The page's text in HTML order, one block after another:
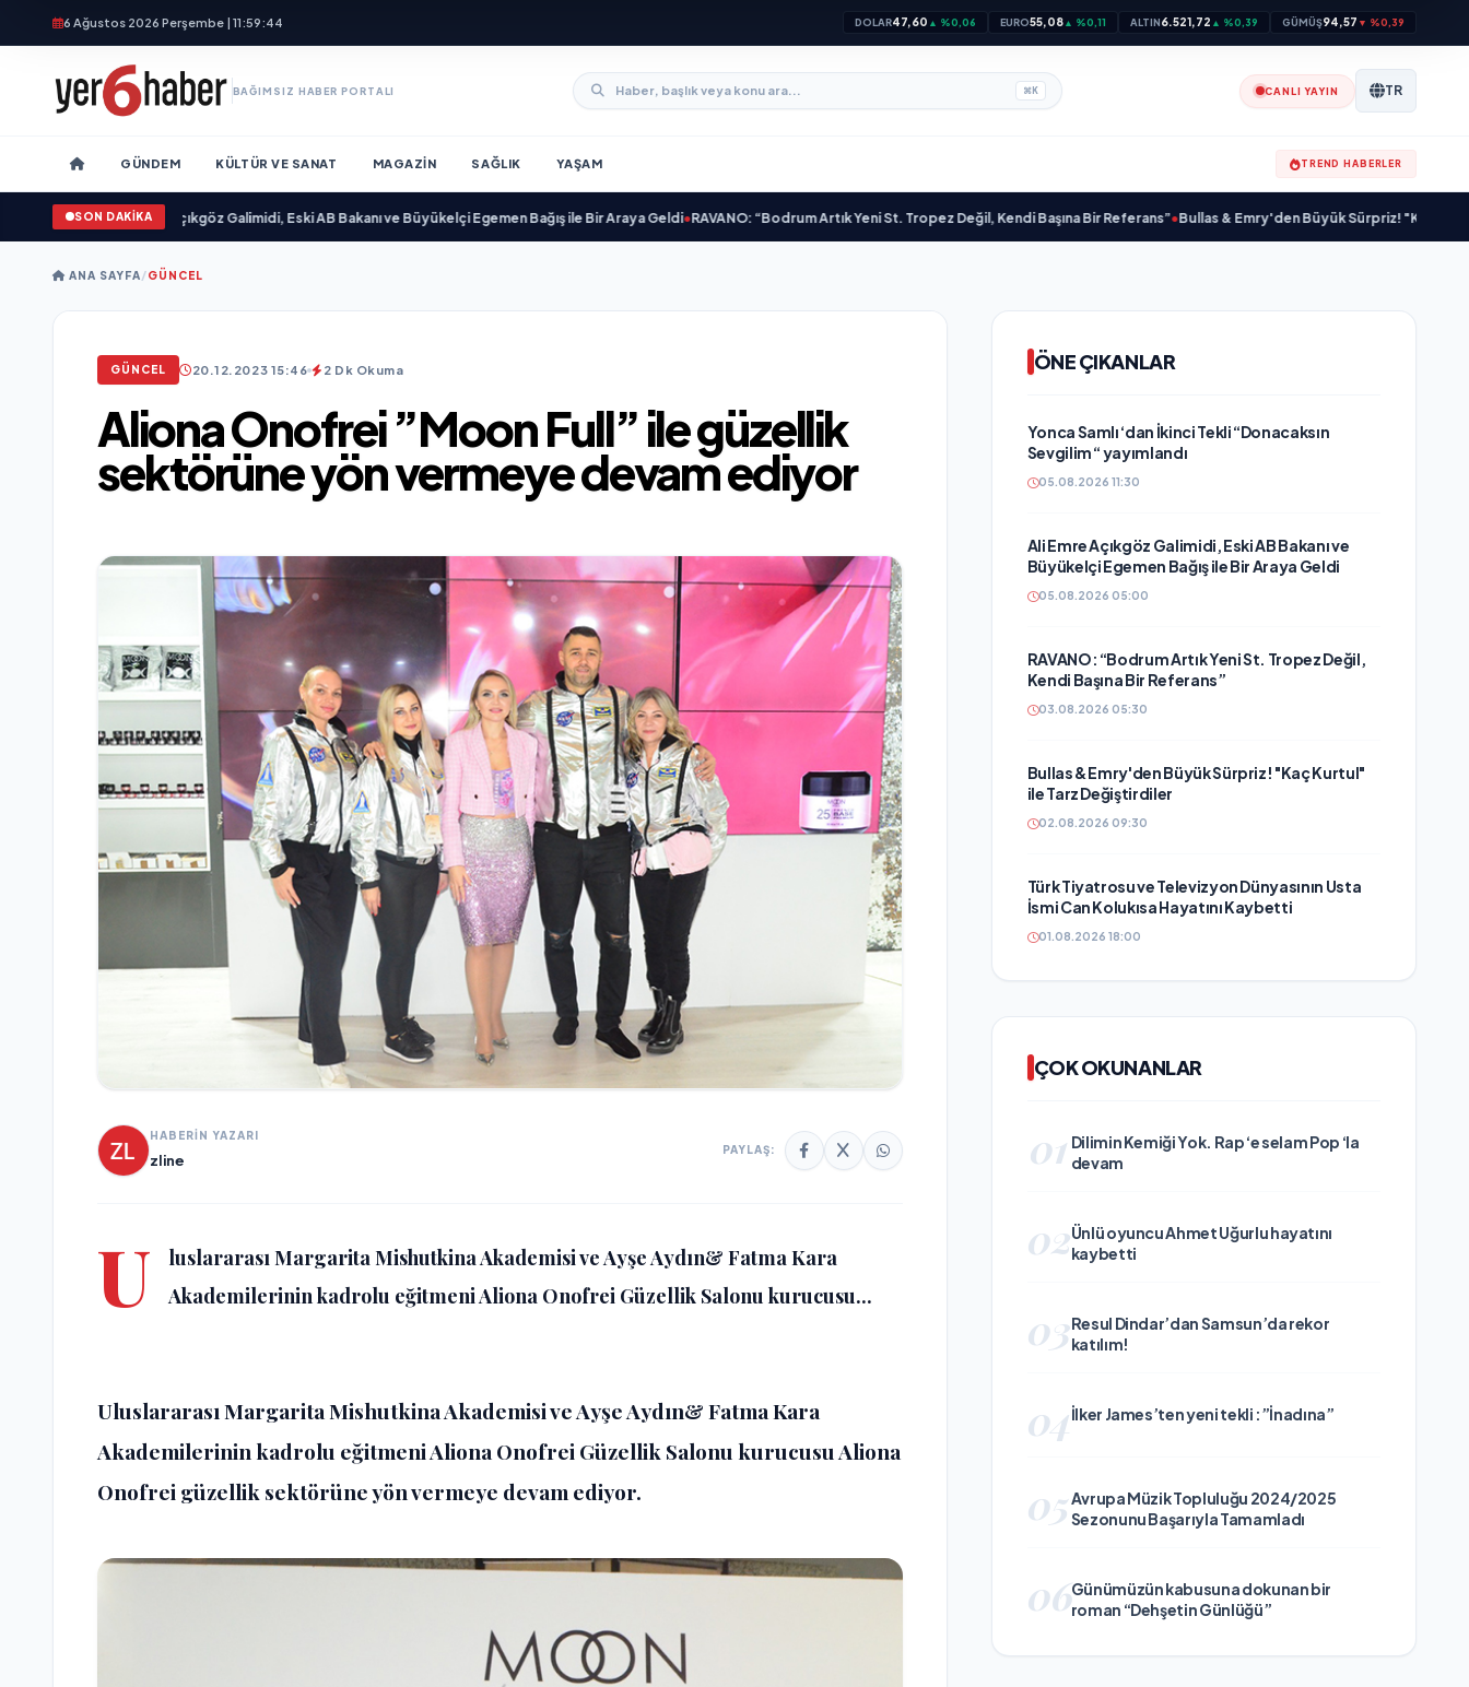
6 Ağustos 2026 Perşembe | 11:59:47 DOLAR47,60 ▲ %0,06 EURO55,08▲ %0,11 ALTIN6.521,72 ▲ %0,39 GÜMÜŞ94,57 ▼ %0,39
BAĞIMSIZ HABER PORTALI ⌘K CANLI YAYIN TR
GÜNDEM KÜLTÜR VE SANAT MAGAZIN SAĞLIK YAŞAM TREND HABERLER
SON DAKİKA
Ali Emre Açıkgöz Galimidi, Eski AB Bakanı ve Büyükelçi Egemen Bağış ile Bir Araya Geldi•RAVANO: “Bodrum Artık Yeni St. Tropez Değil, Kendi Başına Bir Referans”•Bullas & Emry'den Büyük Sürpriz! "Kaç Kurtul" ile Tarz
ANA SAYFA/GÜNCEL
GÜNCEL 20.12.2023 15:46 2 Dk Okuma
Aliona Onofrei ”Moon Full” ile güzellik
sektörüne yön vermeye devam ediyor
HABERİN YAZARI
zline
PAYLAŞ:
U
luslararası Margarita Mishutkina Akademisi ve Ayşe Aydın& Fatma Kara
Akademilerinin kadrolu eğitmeni Aliona Onofrei Güzellik Salonu kurucusu...
Uluslararası Margarita Mishutkina Akademisi ve Ayşe Aydın& Fatma Kara
Akademilerinin kadrolu eğitmeni Aliona Onofrei Güzellik Salonu kurucusu Aliona
Onofrei güzellik sektörüne yön vermeye devam ediyor.
ÖNE ÇIKANLAR
Yonca Samlı ‘dan İkinci Tekli “Donacaksın
Sevgilim “ yayımlandı
05.08.2026 11:30
Ali Emre Açıkgöz Galimidi, Eski AB Bakanı ve
Büyükelçi Egemen Bağış ile Bir Araya Geldi
05.08.2026 05:00
RAVANO: “Bodrum Artık Yeni St. Tropez Değil,
Kendi Başına Bir Referans”
03.08.2026 05:30
Bullas & Emry'den Büyük Sürpriz! "Kaç Kurtul"
ile Tarz Değiştirdiler
02.08.2026 09:30
Türk Tiyatrosu ve Televizyon Dünyasının Usta
İsmi Can Kolukısa Hayatını Kaybetti
01.08.2026 18:00
ÇOK OKUNANLAR
01 Dilimin Kemiği Yok. Rap ‘e selam Pop ‘la
devam
02Ünlü oyuncu Ahmet Uğurlu hayatını
kaybetti
03Resul Dindar’dan Samsun’da rekor
katılım!
04İlker James’ten yeni tekli :”İnadına”
05Avrupa Müzik Topluluğu 2024/2025
Sezonunu Başarıyla Tamamladı
06Günümüzün kabusuna dokunan bir
roman “Dehşetin Günlüğü”